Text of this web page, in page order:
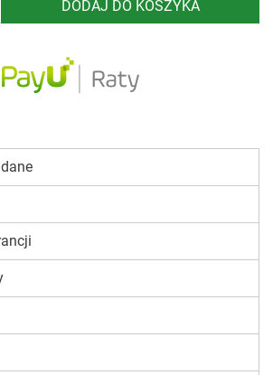
DODAJ DO KOSZYKA